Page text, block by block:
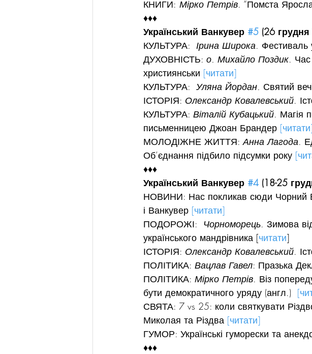
КНИГИ: Мірко Петрів. “Помста
♦♦♦
Український Ванкувер #5 (26
КУЛЬТУРА: Ірина Широка. Фестиваль
ДУХОВНІСТЬ: о. Михайло Поздик.
християнськи [читати]
КУЛЬТУРА: Уляна Йордан. Святий
ІСТОРІЯ: Олександр Ковалевський.
КУЛЬТУРА: Віталій Кубацький. Магія
письменницею Джоан Брандер
МОЛОДІЖНЕ ЖИТТЯ: Анна Лагода.
Об’єднання підбило підсумки року
♦♦♦
Український Ванкувер #4 (18-25
НОВИНИ: Нас покликав сюди Чорний
і Ванкувер [читати]
ПОДОРОЖІ: Чорноморець. Зимова
українського мандрівника [читати]
ІСТОРІЯ: Олександр Ковалевський.
ПОЛІТИКА: Вацлав Гавел: Празька
ПОЛІТИКА: Мірко Петрів. Віз
бути демократичного уряду (англ.)
СВЯТА: 7 vs 25: коли святкувати
Миколая та Різдва [читати]
ГУМОР: Українські гуморески та
♦♦♦